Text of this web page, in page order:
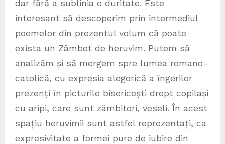
dar fără a sublinia o duritate. Este
interesant să descoperim prin intermediul
poemelor din prezentul volum că poate
exista un Zâmbet de heruvim. Putem să
analizăm și să mergem spre lumea romano-
catolică, cu expresia alegorică a îngerilor
prezenți în picturile bisericești drept copilași
cu aripi, care sunt zâmbitori, veseli. În acest
spațiu heruvimii sunt astfel reprezentați, ca
expresivitate a formei pure de iubire din